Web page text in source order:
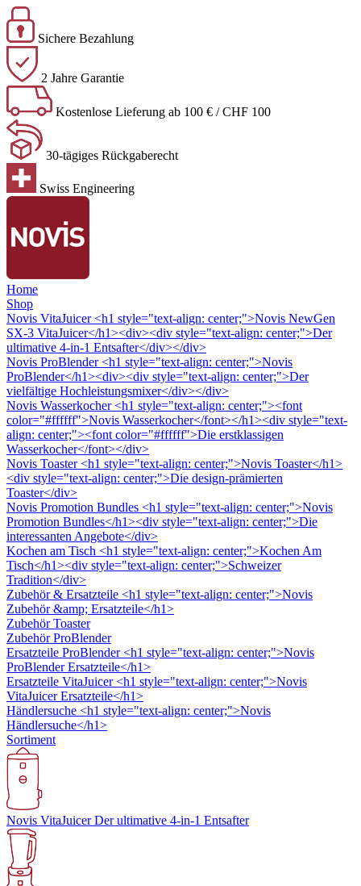
Sichere Bezahlung
2 Jahre Garantie
Kostenlose Lieferung ab 100 € / CHF 100
30-tägiges Rückgaberecht
Swiss Engineering
Home
Shop
Novis VitaJuicer <h1 style="text-align: center;">Novis NewGen
SX-3 VitaJuicer</h1><div><div style="text-align: center;">Der
ultimative 4-in-1 Entsafter</div></div>
Novis ProBlender <h1 style="text-align: center;">Novis
ProBlender</h1><div><div style="text-align: center;">Der
vielfältige Hochleistungsmixer</div></div>
Novis Wasserkocher <h1 style="text-align: center;"><font
color="#ffffff">Novis Wasserkocher</font></h1><div style="text-
align: center;"><font color="#ffffff">Die erstklassigen
Wasserkocher</font></div>
Novis Toaster <h1 style="text-align: center;">Novis Toaster</h1>
<div style="text-align: center;">Die design-prämierten
Toaster</div>
Novis Promotion Bundles <h1 style="text-align: center;">Novis
Promotion Bundles</h1><div style="text-align: center;">Die
interessanten Angebote</div>
Kochen am Tisch <h1 style="text-align: center;">Kochen Am
Tisch</h1><div style="text-align: center;">Schweizer
Tradition</div>
Zubehör & Ersatzteile <h1 style="text-align: center;">Novis
Zubehör &amp; Ersatzteile</h1>
Zubehör Toaster
Zubehör ProBlender
Ersatzteile ProBlender <h1 style="text-align: center;">Novis
ProBlender Ersatzteile</h1>
Ersatzteile VitaJuicer <h1 style="text-align: center;">Novis
VitaJuicer Ersatzteile</h1>
Händlersuche <h1 style="text-align: center;">Novis
Händlersuche</h1>
Sortiment
Novis VitaJuicerDer ultimative 4-in-1 Entsafter